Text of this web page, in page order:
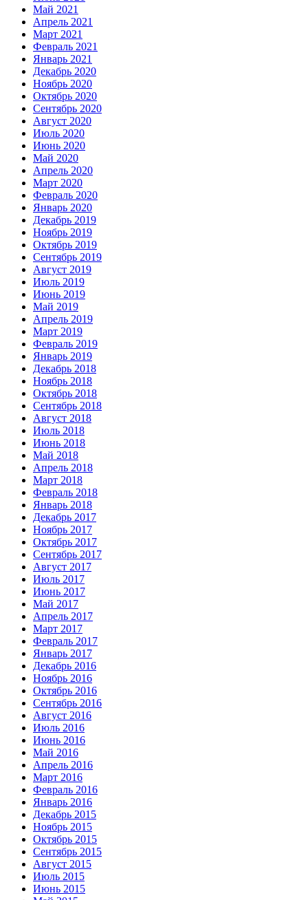
Май 2021
Апрель 2021
Март 2021
Февраль 2021
Январь 2021
Декабрь 2020
Ноябрь 2020
Октябрь 2020
Сентябрь 2020
Август 2020
Июль 2020
Июнь 2020
Май 2020
Апрель 2020
Март 2020
Февраль 2020
Январь 2020
Декабрь 2019
Ноябрь 2019
Октябрь 2019
Сентябрь 2019
Август 2019
Июль 2019
Июнь 2019
Май 2019
Апрель 2019
Март 2019
Февраль 2019
Январь 2019
Декабрь 2018
Ноябрь 2018
Октябрь 2018
Сентябрь 2018
Август 2018
Июль 2018
Июнь 2018
Май 2018
Апрель 2018
Март 2018
Февраль 2018
Январь 2018
Декабрь 2017
Ноябрь 2017
Октябрь 2017
Сентябрь 2017
Август 2017
Июль 2017
Июнь 2017
Май 2017
Апрель 2017
Март 2017
Февраль 2017
Январь 2017
Декабрь 2016
Ноябрь 2016
Октябрь 2016
Сентябрь 2016
Август 2016
Июль 2016
Июнь 2016
Май 2016
Апрель 2016
Март 2016
Февраль 2016
Январь 2016
Декабрь 2015
Ноябрь 2015
Октябрь 2015
Сентябрь 2015
Август 2015
Июль 2015
Июнь 2015